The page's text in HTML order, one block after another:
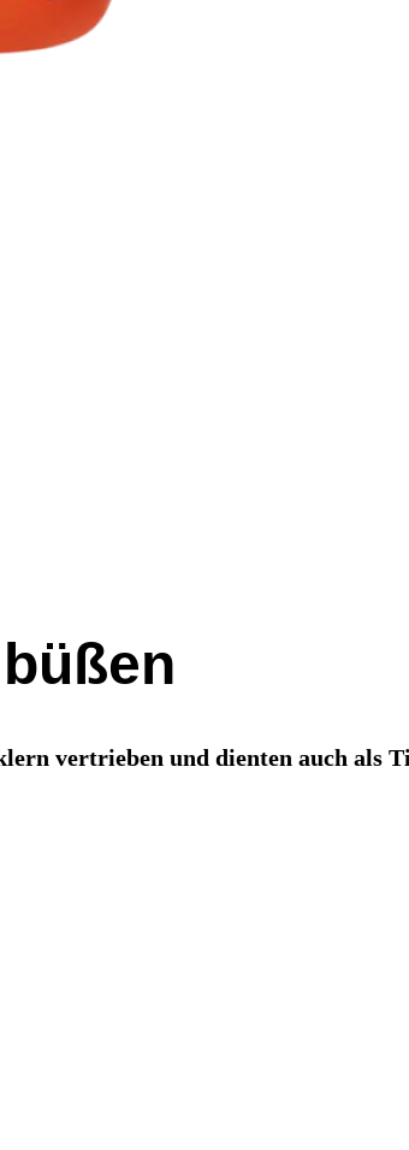
vertrieben und dienten auch als